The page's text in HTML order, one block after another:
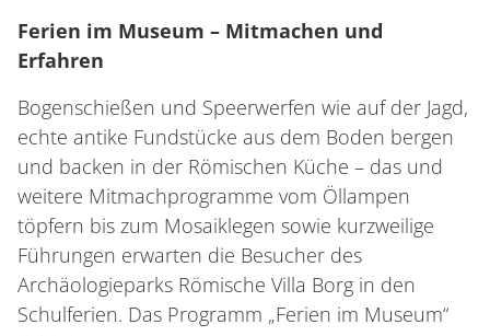
Ferien im Museum – Mitmachen und
Erfahren
Bogenschießen und Speerwerfen wie auf der Jagd,
echte antike Fundstücke aus dem Boden bergen
und backen in der Römischen Küche – das und
weitere Mitmachprogramme vom Öllampen
töpfern bis zum Mosaiklegen sowie kurzweilige
Führungen erwarten die Besucher des
Archäologieparks Römische Villa Borg in den
Schulferien. Das Programm „Ferien im Museum“